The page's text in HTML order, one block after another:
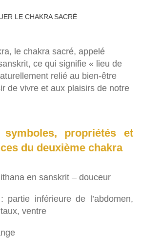
le chakra sacré, appelé
ce qui signifie « lieu de
relié au bien-être
de vivre et aux plaisirs de notre
symboles, propriétés et
du deuxième chakra
en sanskrit – douceur
partie inférieure de l’abdomen,
ventre